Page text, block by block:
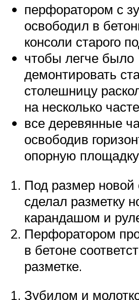
перфоратором с
освободил в
консоли старого
чтобы легче было
демонтировать
столешницу
на несколько
все деревянные
освободив
опорную
Под размер
сделал разметку
карандашом и
Перфоратором
в бетоне
разметке.
Зубилом и